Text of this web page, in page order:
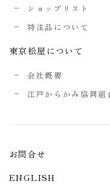
ショップリスト
特注品について
東京松屋について
会社概要
江戸からかみ協同組
お問合せ
ENGLISH